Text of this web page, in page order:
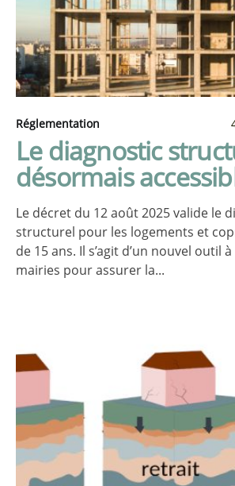
Réglementation
Le diagnostic
désormais
Le décret du 12 août 2025 valide le
structurel pour les logements et
de 15 ans. Il s’agit d’un nouvel outil
mairies pour assurer la...